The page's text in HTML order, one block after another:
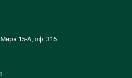
Мира 15-А, оф. 316